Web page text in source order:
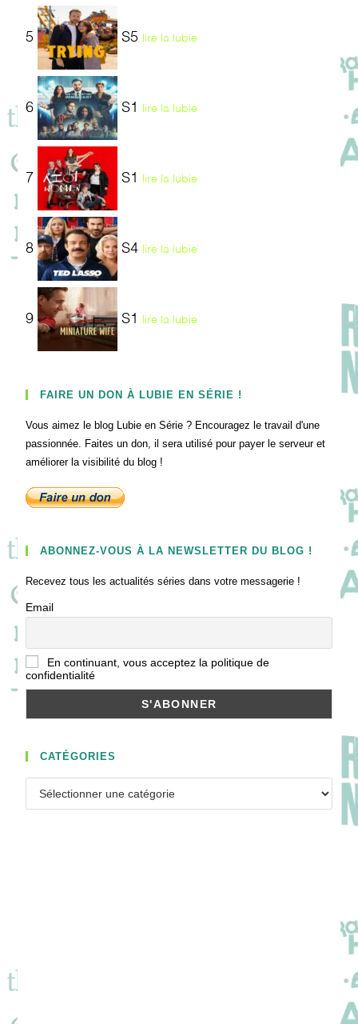
5 S5 lire la lubie
6 S1 lire la lubie
7 S1 lire la lubie
8 S4 lire la lubie
9 S1 lire la lubie
FAIRE UN DON À LUBIE EN SÉRIE !
Vous aimez le blog Lubie en Série ? Encouragez le travail d'une
passionnée. Faites un don, il sera utilisé pour payer le serveur et
améliorer la visibilité du blog !
ABONNEZ-VOUS À LA NEWSLETTER DU BLOG !
Recevez tous les actualités séries dans votre messagerie !
Email
En continuant, vous acceptez la politique de
confidentialité
CATÉGORIES